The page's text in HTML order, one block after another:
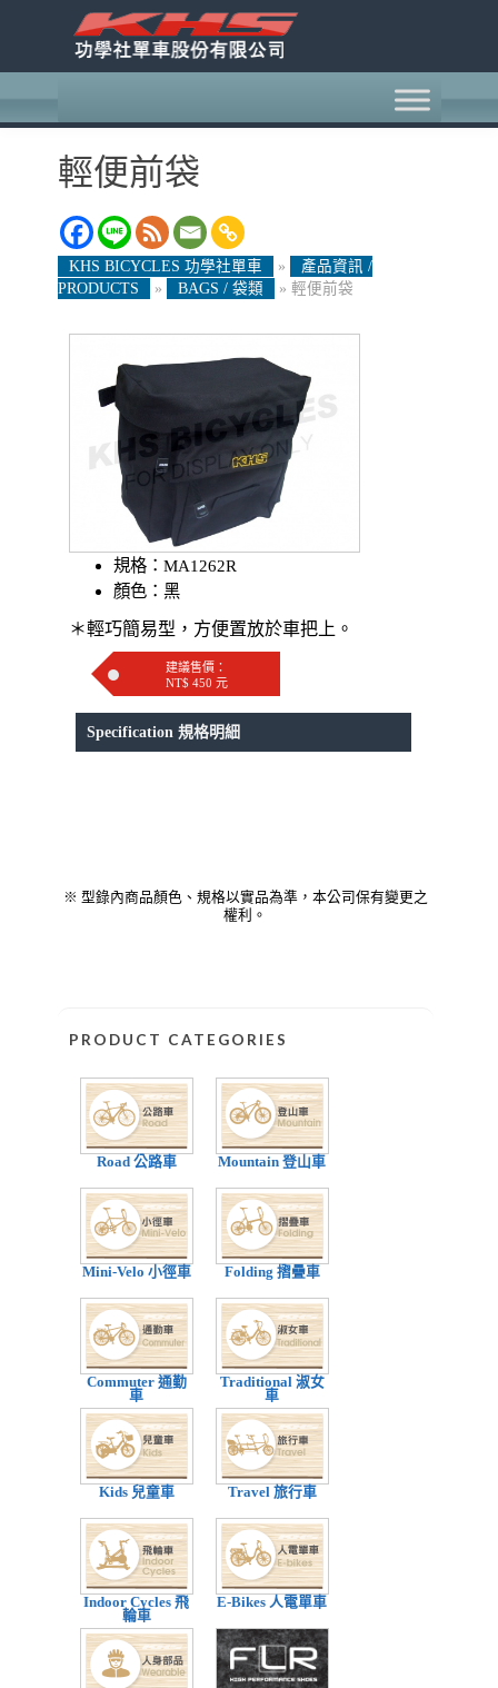
輕便前袋
KHS BICYCLES 功學社單車 »
產品資訊 /
PRODUCTS
» BAGS / 袋類 » 輕便前袋
規格：MA1262R
顏色：黑
＊輕巧簡易型，方便置放於車把上。
建議售價：
NT$ 450 元
Specification 規格明細
※ 型錄內商品顏色、規格以實品為準，本公司保有變更之
權利。
PRODUCT CATEGORIES
Road 公路車 Mountain 登山車
Mini-Velo 小徑車 Folding 摺疊車
Commuter 通勤
車
Traditional 淑女
車
Kids 兒童車 Travel 旅行車
Indoor Cycles 飛
輪車
E-Bikes 人電單車